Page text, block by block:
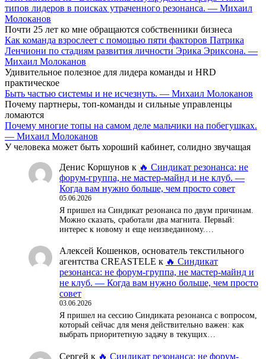
типов лидеров в поисках утраченного резонанса. — Михаил
Молоканов
Почти 25 лет ко мне обращаются собственники бизнеса
Как команда взрослеет с помощью пяти факторов Патрика
Ленчиони по стадиям развития личности Эрика Эриксона. —
Михаил Молоканов
Удивительное полезное для лидера команды и HRD
практическое
Быть частью системы и не исчезнуть. — Михаил Молоканов
Почему партнеры, топ-команды и сильные управленцы
ломаются
Почему многие топы на самом деле мальчики на побегушках.
— Михаил Молоканов
У человека может быть хороший кабинет, солидно звучащая
Денис Коршунов к 🔥 Синдикат резонанса: не
форум-группа, не мастер-майнд и не клуб. —
Когда вам нужно больше, чем просто совет
05.06.2026
Я пришел на Синдикат резонанса по двум причинам.
Можно сказать, сработали два магнита. Первый:
интерес к новому и еще неизведанному.…
Алексей Кошенков, основатель текстильного
агентства CREASTELE к 🔥 Синдикат
резонанса: не форум-группа, не мастер-майнд и
не клуб. — Когда вам нужно больше, чем просто
совет
03.06.2026
Я пришел на сессию Синдиката резонанса с вопросом,
который сейчас для меня действительно важен: как
выбрать приоритетную задачу в текущих…
Сергей к 🔥 Синдикат резонанса: не форум-